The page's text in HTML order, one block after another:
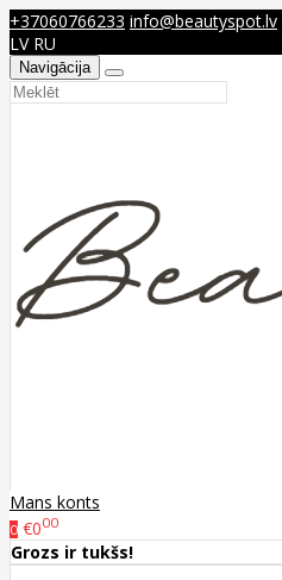
+37060766233 info@beautyspot.lv
LV RU
Navigācija
Mans konts
0 €000
Grozs ir tukšs!